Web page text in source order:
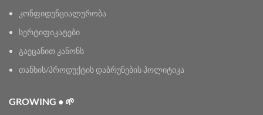
კონფიდენციალურობა
სერტიფიკატები
გაეცანით კანონს
თანხის/პროდუქტის დაბრუნების პოლიტიკა
GROWING • 🌱